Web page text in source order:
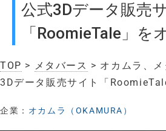
公式3Dデータ販売
「RoomieTale」を
TOP > メタバース > オカムラ、
3Dデータ販売サイト「
企業： オカムラ（OKAMURA）